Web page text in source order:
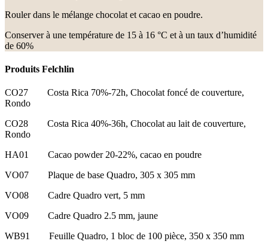
Rouler dans le mélange chocolat et cacao en poudre.
Conserver à une température de 15 à 16 °C et à un taux d’humidité
de 60%
Produits Felchlin
CO27 Costa Rica 70%-72h, Chocolat foncé de couverture,
Rondo
CO28 Costa Rica 40%-36h, Chocolat au lait de couverture,
Rondo
HA01 Cacao powder 20-22%, cacao en poudre
VO07 Plaque de base Quadro, 305 x 305 mm
VO08 Cadre Quadro vert, 5 mm
VO09 Cadre Quadro 2.5 mm, jaune
WB91 Feuille Quadro, 1 bloc de 100 pièce, 350 x 350 mm